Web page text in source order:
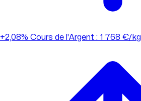
+2,08% Cours de l'Argent : 1 768 €/kg
Cours de l'Argent : 1 768 €/kg